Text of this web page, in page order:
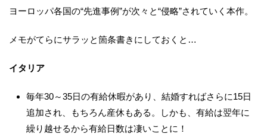
ヨーロッパ各国の“先進事例”が次々と“侵略”されていく本作。
メモがてらにサラッと箇条書きにしておくと…
イタリア
毎年30～35日の有給休暇があり、結婚すればさらに15日
追加され、もちろん産休もある。しかも、有給は翌年に
繰り越せるから有給日数は凄いことに！